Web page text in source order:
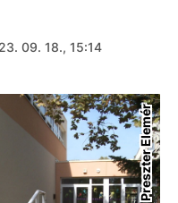
09. 18., 15:14
Preszter Elemér